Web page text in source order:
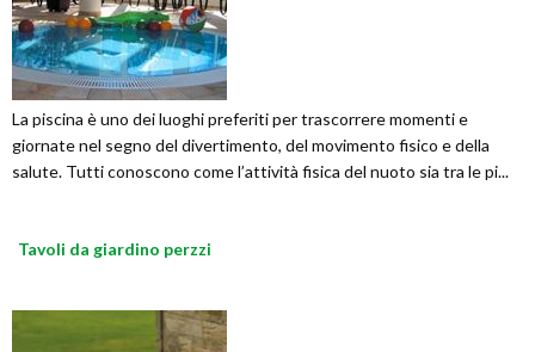
La piscina è uno dei luoghi preferiti per trascorrere momenti e
giornate nel segno del divertimento, del movimento fisico e della
salute. Tutti conoscono come l’attività fisica del nuoto sia tra le pi...
Tavoli da giardino perzzi